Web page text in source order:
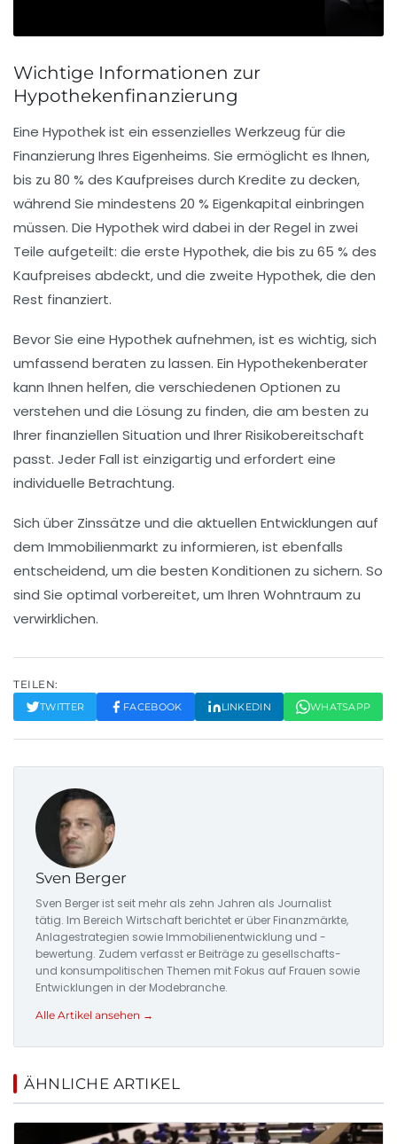
Wichtige Informationen zur
Hypothekenfinanzierung
Eine Hypothekist ein essenzielles Werkzeug für die
Finanzierung Ihres Eigenheims. Sie ermöglicht es Ihnen,
bis zu 80 % des Kaufpreises durch Kredite zu decken,
während Sie mindestens 20 % Eigenkapital einbringen
müssen. Die Hypothek wird dabei in der Regel in zwei
Teile aufgeteilt: die erste Hypothek, die bis zu 65 % des
Kaufpreises abdeckt, und die zweite Hypothek, die den
Rest finanziert.
Bevor Sie eine Hypothek aufnehmen, ist es wichtig, sich
umfassend beraten zu lassen. Ein Hypothekenberater
kann Ihnen helfen, die verschiedenen Optionen zu
verstehen und die Lösung zu finden, die am besten zu
Ihrer finanziellen Situation und IhrerRisikobereitschaft
passt. Jeder Fall ist einzigartig und erfordert eine
individuelle Betrachtung.
Sich über Zinssätze und die aktuellen Entwicklungen auf
dem Immobilienmarkt zu informieren, ist ebenfalls
entscheidend, um die besten Konditionen zu sichern. So
sind Sie optimal vorbereitet, um Ihren Wohntraum zu
verwirklichen.
TEILEN:
TWITTER FACEBOOK LINKEDIN WHATSAPP
Sven Berger
Sven Berger ist seit mehr als zehn Jahren als Journalist
tätig. Im Bereich Wirtschaft berichtet er über Finanzmärkte,
Anlagestrategien sowie Immobilienentwicklung und -
bewertung. Zudem verfasst er Beiträge zu gesellschafts-
und konsumpolitischen Themen mit Fokus auf Frauen sowie
Entwicklungen in der Modebranche.
Alle Artikel ansehen →
ÄHNLICHE ARTIKEL